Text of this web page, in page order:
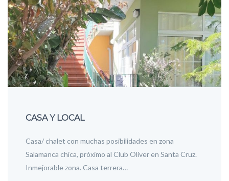
CASA Y LOCAL
Casa/ chalet con muchas posibilidades en zona
Salamanca chica, próximo al Club Oliver en Santa Cruz.
Inmejorable zona. Casa terrera…